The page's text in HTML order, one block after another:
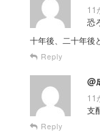
11
恐
十年後、二十年後
Reply
@
11
支
Reply